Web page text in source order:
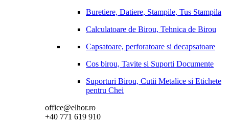
Buretiere, Datiere, Stampile, Tus Stampila
Calculatoare de Birou, Tehnica de Birou
Capsatoare, perforatoare si decapsatoare
Cos birou, Tavite si Suporti Documente
Suporturi Birou, Cutii Metalice si Etichete
pentru Chei
office@elhor.ro
+40 771 619 910